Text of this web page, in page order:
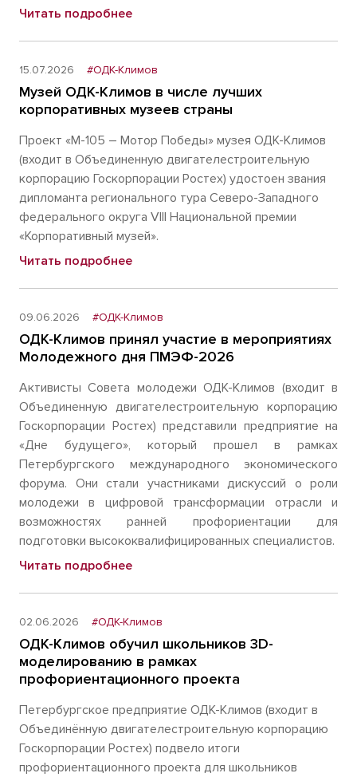
Читать подробнее
15.07.2026 #ОДК-Климов
Музей ОДК-Климов в числе лучших
корпоративных музеев страны
Проект «М-105 – Мотор Победы» музея ОДК-Климов
(входит в Объединенную двигателестроительную
корпорацию Госкорпорации Ростех) удостоен звания
дипломанта регионального тура Северо-Западного
федерального округа VIII Национальной премии
«Корпоративный музей».
Читать подробнее
09.06.2026 #ОДК-Климов
ОДК-Климов принял участие в мероприятиях
Молодежного дня ПМЭФ-2026
Активисты Совета молодежи ОДК-Климов (входит в
Объединенную двигателестроительную корпорацию
Госкорпорации Ростех) представили предприятие на
«Дне будущего», который прошел в рамках
Петербургского международного экономического
форума. Они стали участниками дискуссий о роли
молодежи в цифровой трансформации отрасли и
возможностях ранней профориентации для
подготовки высококвалифицированных специалистов.
Читать подробнее
02.06.2026 #ОДК-Климов
ОДК-Климов обучил школьников 3D-
моделированию в рамках
профориентационного проекта
Петербургское предприятие ОДК-Климов (входит в
Объединённую двигателестроительную корпорацию
Госкорпорации Ростех) подвело итоги
профориентационного проекта для школьников